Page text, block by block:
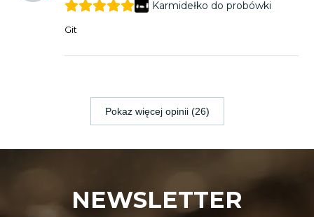
Karmidełko do probówki
Git
Pokaz więcej opinii (26)
NEWSLETTER